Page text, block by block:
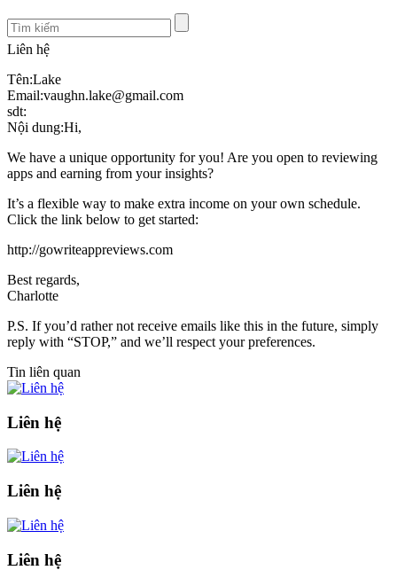
Liên hệ
Tên:Lake
Email:vaughn.lake@gmail.com
sdt:
Nội dung:Hi,
We have a unique opportunity for you! Are you open to reviewing
apps and earning from your insights?
It’s a flexible way to make extra income on your own schedule.
Click the link below to get started:
http://gowriteappreviews.com
Best regards,
Charlotte
P.S. If you’d rather not receive emails like this in the future, simply
reply with “STOP,” and we’ll respect your preferences.
Tin liên quan
Liên hệ
Liên hệ
Liên hệ